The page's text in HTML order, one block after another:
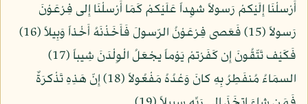
أَرْسلْنَا إِلَيْكمْ رَسولاً شهِداً عَلَيْكمْ كَمَا أَرْسلْنَا إِلى فِرْعَوْنَ
رَسولاً (15) فَعَصى فِرْعَوْنُ الرّسولَ فَأَخَذْنَهُ أَخْذاً وَبِيلاً (16)
فَكَيْف تَتّقُونَ إِن كَفَرْتمْ يَوْماً يجْعَلُ الْوِلْدَنَ شِيباً (17)
السمَاءُ مُنفَطِرُ بِهِ كانَ وَعْدُهُ مَفْعُولاً (18) إِنّ هَذِهِ تَذْكرَةٌ